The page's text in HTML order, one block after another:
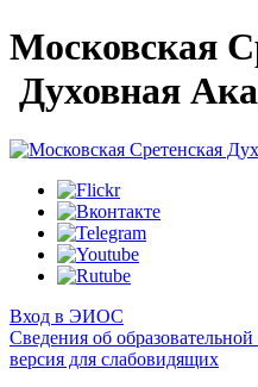
Московская
Духовная
Вход в ЭИОС
Сведения об
версия для слабовидящих